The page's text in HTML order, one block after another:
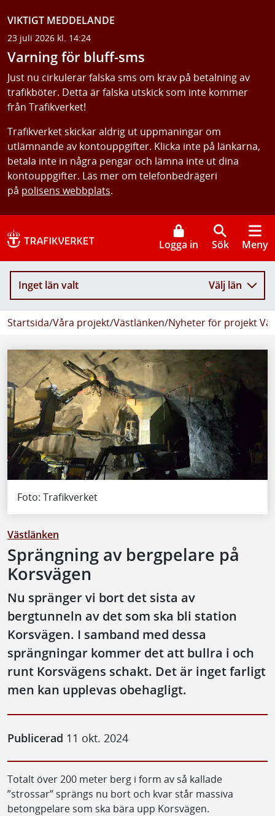
VIKTIGT MEDDELANDE
23 juli 2026 kl. 14:24
Varning för bluff-sms
Just nu cirkulerar falska sms om krav på betalning av
trafikböter. Detta är falska utskick som inte kommer
från Trafikverket!
Trafikverket skickar aldrig ut uppmaningar om
utlämnande av kontouppgifter. Klicka inte på länkarna,
betala inte in några pengar och lämna inte ut dina
kontouppgifter. Läs mer om telefonbedrägeri
på polisens webbplats.
Logga in Sök Meny
Inget län valt Välj län
Startsida/Våra projekt/Västlänken/Nyheter för projekt
Foto: Trafikverket
Västlänken
Sprängning av bergpelare på
Korsvägen
Nu spränger vi bort det sista av
bergtunneln av det som ska bli station
Korsvägen. I samband med dessa
sprängningar kommer det att bullra i och
runt Korsvägens schakt. Det är inget farligt
men kan upplevas obehagligt.
Publicerad 11 okt. 2024
Totalt över 200 meter berg i form av så kallade
”strossar” sprängs nu bort och kvar står massiva
betongpelare som ska bära upp Korsvägen.